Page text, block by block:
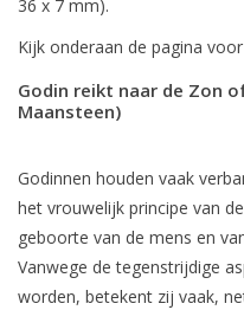
36 x 7 mm).
Kijk onderaan de pagina
Godin reikt naar de Zon
Maansteen)
Godinnen houden vaak
het vrouwelijk principe van
geboorte van de mens en
Vanwege de tegenstrijdige
worden, betekent zij vaak,